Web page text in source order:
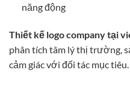
năng động
Thiết kế logo company tại
phân tích tâm lý thị trường,
cảm giác với đối tác mục tiêu.